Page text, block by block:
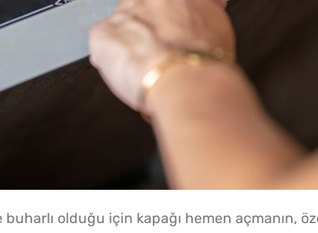
Patatesli Kıvrık Börek
olduğu için kapağı hemen açmanın,